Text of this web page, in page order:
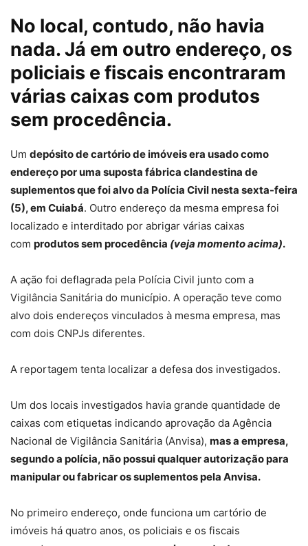
No local, contudo, não havia
nada. Já em outro endereço, os
policiais e fiscais encontraram
várias caixas com produtos
sem procedência.
Um depósito de cartório de imóveis era usado como
endereço por uma suposta fábrica clandestina de
suplementos que foi alvo da Polícia Civil nesta sexta-feira
(5), em Cuiabá. Outro endereço da mesma empresa foi
localizado e interditado por abrigar várias caixas
com produtos sem procedência (veja momento acima).
A ação foi deflagrada pela Polícia Civil junto com a
Vigilância Sanitária do município. A operação teve como
alvo dois endereços vinculados à mesma empresa, mas
com dois CNPJs diferentes.
A reportagem tenta localizar a defesa dos investigados.
Um dos locais investigados havia grande quantidade de
caixas com etiquetas indicando aprovação da Agência
Nacional de Vigilância Sanitária (Anvisa), mas a empresa,
segundo a polícia, não possui qualquer autorização para
manipular ou fabricar os suplementos pela Anvisa.
No primeiro endereço, onde funciona um cartório de
imóveis há quatro anos, os policiais e os fiscais